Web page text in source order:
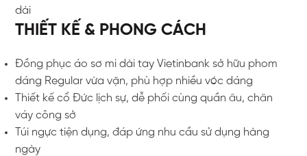
dài
THIẾT KẾ & PHONG CÁCH
Đồng phục áo sơ mi dài tay Vietinbank sở hữu phom
dáng Regular vừa vặn, phù hợp nhiều vóc dáng
Thiết kế cổ Đức lịch sự, dễ phối cùng quần âu, chân
váy công sở
Túi ngực tiện dụng, đáp ứng nhu cầu sử dụng hàng
ngày